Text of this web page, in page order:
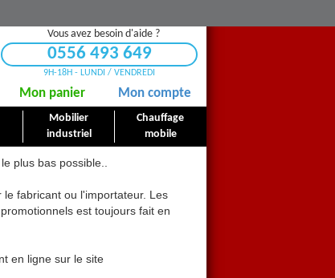
Vous avez besoin d'aide ?
0556 493 649
9H-18H - LUNDI / VENDREDI
Mon panier Mon compte
Mobilier
industriel
Chauffage
mobile
plus bas possible..
fabricant ou l'importateur. Les
est toujours fait en
en ligne sur le site